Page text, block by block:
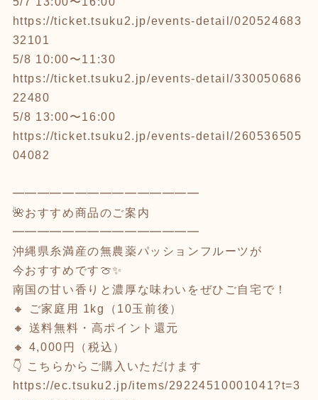
https://ticket.tsuku2.jp/events-detail/020524683
32101
5/8 10:00〜11:30
https://ticket.tsuku2.jp/events-detail/330050686
22480
5/8 13:00〜16:00
https://ticket.tsuku2.jp/events-detail/260536505
04082
━━━━━━━━━━━━━━━
🌺おすすめ商品のご案内
━━━━━━━━━━━━━━━
沖縄県糸満産の無農薬パッションフルーツが
今おすすめです🍈✨
南国の甘い香りと濃厚な味わいをぜひご自宅で！
🔸 ご家庭用 1kg（10玉前後）
🔸 送料無料・高ポイント還元
🔸 4,000円（税込）
👇 こちらからご購入いただけます
https://ec.tsuku2.jp/items/29224510001041?t=3